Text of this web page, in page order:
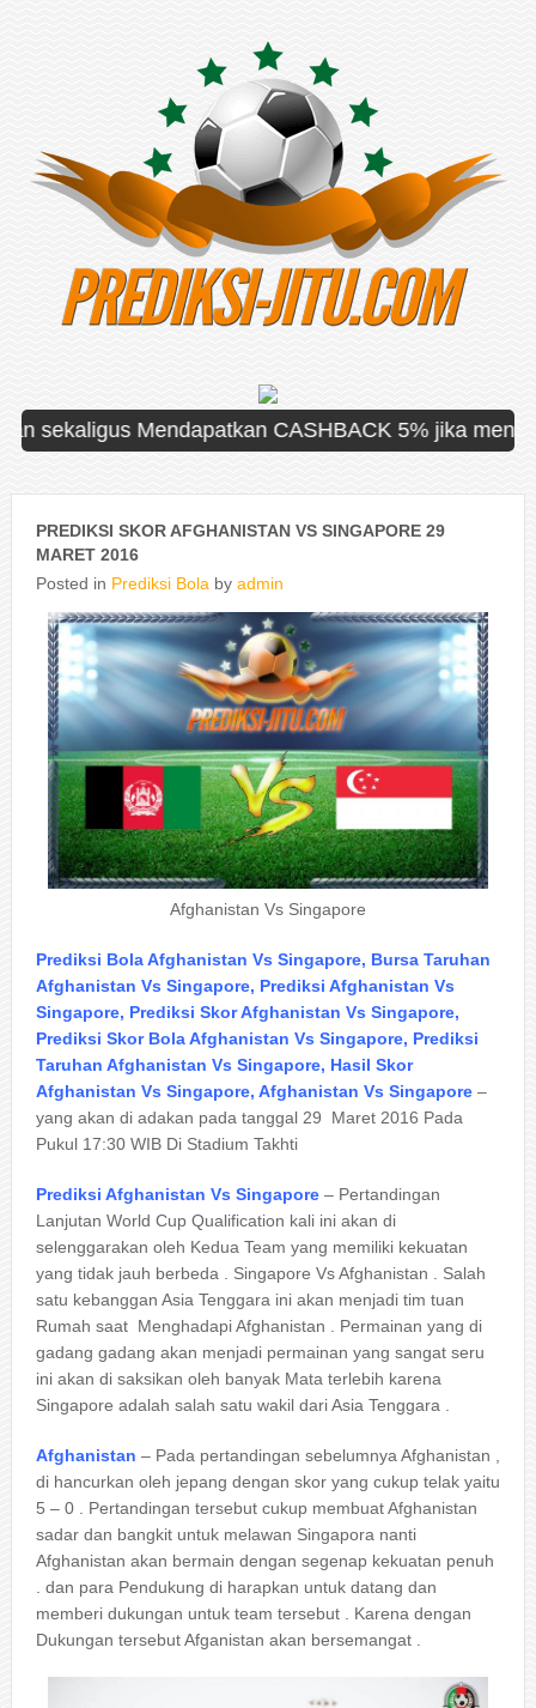
Mendapatkan CASHBACK 5% jika
PREDIKSI SKOR AFGHANISTAN VS SINGAPORE 29
MARET 2016
Posted in Prediksi Bola by admin
Afghanistan Vs Singapore
Prediksi Bola Afghanistan Vs Singapore, Bursa Taruhan
Afghanistan Vs Singapore, Prediksi Afghanistan Vs
Singapore, Prediksi Skor Afghanistan Vs Singapore,
Prediksi Skor Bola Afghanistan Vs Singapore, Prediksi
Taruhan Afghanistan Vs Singapore, Hasil Skor
Afghanistan Vs Singapore, Afghanistan Vs Singapore–
yang akan di adakan pada tanggal 29 Maret 2016 Pada
Pukul 17:30 WIB Di Stadium Takhti
Prediksi Afghanistan Vs Singapore– Pertandingan
Lanjutan World Cup Qualification kali ini akan di
selenggarakan oleh Kedua Team yang memiliki kekuatan
yang tidak jauh berbeda . Singapore Vs Afghanistan . Salah
satu kebanggan Asia Tenggara ini akan menjadi tim tuan
Rumah saat Menghadapi Afghanistan . Permainan yang di
gadang gadang akan menjadi permainan yang sangat seru
ini akan di saksikan oleh banyak Mata terlebih karena
Singapore adalah salah satu wakil dari Asia Tenggara .
Afghanistan – Pada pertandingan sebelumnya Afghanistan ,
di hancurkan oleh jepang dengan skor yang cukup telak yaitu
5 – 0 . Pertandingan tersebut cukup membuat Afghanistan
sadar dan bangkit untuk melawan Singapora nanti
Afghanistan akan bermain dengan segenap kekuatan penuh
. dan para Pendukung di harapkan untuk datang dan
memberi dukungan untuk team tersebut . Karena dengan
Dukungan tersebut Afganistan akan bersemangat .